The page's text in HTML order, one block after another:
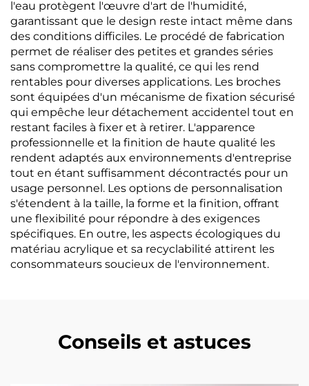
l'eau protègent l'œuvre d'art de l'humidité,
garantissant que le design reste intact même dans
des conditions difficiles. Le procédé de fabrication
permet de réaliser des petites et grandes séries
sans compromettre la qualité, ce qui les rend
rentables pour diverses applications. Les broches
sont équipées d'un mécanisme de fixation sécurisé
qui empêche leur détachement accidentel tout en
restant faciles à fixer et à retirer. L'apparence
professionnelle et la finition de haute qualité les
rendent adaptés aux environnements d'entreprise
tout en étant suffisamment décontractés pour un
usage personnel. Les options de personnalisation
s'étendent à la taille, la forme et la finition, offrant
une flexibilité pour répondre à des exigences
spécifiques. En outre, les aspects écologiques du
matériau acrylique et sa recyclabilité attirent les
consommateurs soucieux de l'environnement.
Conseils et astuces